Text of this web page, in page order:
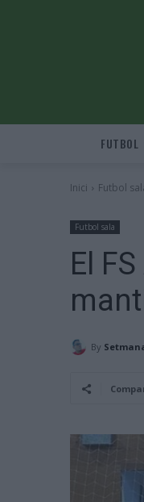
FUTBOL
Inici Futbol
Futbol sala
El
By